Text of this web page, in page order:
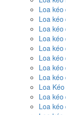
Loa kéo
Loa kéo
Loa kéo
Loa kéo
Loa kéo
Loa kéo
Loa kéo
Loa kéo
Loa
Loa kéo
Loa kéo